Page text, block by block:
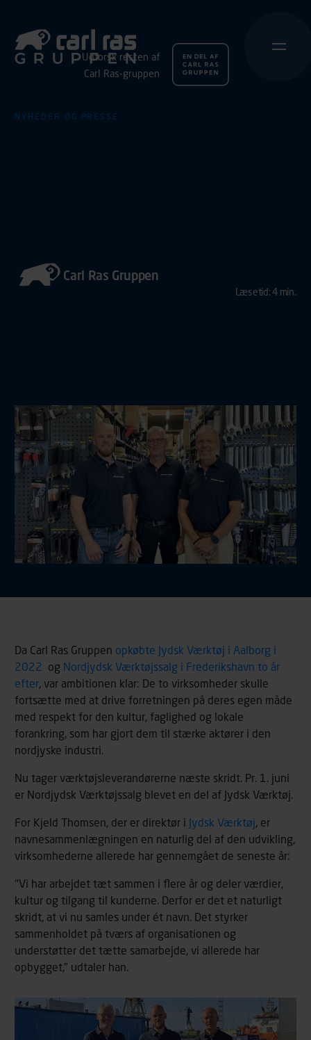
Udforsk resten af
Carl Ras-gruppen
NYHEDER OG PRESSE
Carl Ras Gruppen
Læsetid: 4 min.
Da Carl Ras Gruppen opkøbte Jydsk Værktøj i Aalborg i
2022 og Nordjydsk Værktøjssalg i Frederikshavn to år
efter , var ambitionen klar: De to virksomheder skulle
fortsætte med at drive forretningen på deres egen måde
med respekt for den kultur, faglighed og lokale
forankring, som har gjort dem til stærke aktører i den
nordjyske industri.
Nu tager værktøjsleverandørerne næste skridt. Pr. 1. juni
er Nordjydsk Værktøjssalg blevet en del af Jydsk Værktøj.
For Kjeld Thomsen, der er direktør i Jydsk Værktøj , er
navnesammenlægningen en naturlig del af den udvikling,
virksomhederne allerede har gennemgået de seneste år:
"Vi har arbejdet tæt sammen i flere år og deler værdier,
kultur og tilgang til kunderne. Derfor er det et naturligt
skridt, at vi nu samles under ét navn. Det styrker
sammenholdet på tværs af organisationen og
understøtter det tætte samarbejde, vi allerede har
opbygget," udtaler han.